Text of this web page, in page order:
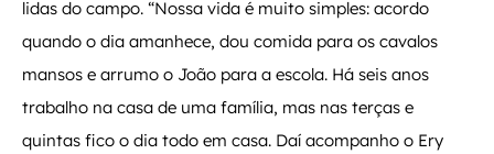
lidas do campo. “Nossa vida é muito simples: acordo
quando o dia amanhece, dou comida para os cavalos
mansos e arrumo o João para a escola. Há seis anos
trabalho na casa de uma família, mas nas terças e
quintas fico o dia todo em casa. Daí acompanho o Ery